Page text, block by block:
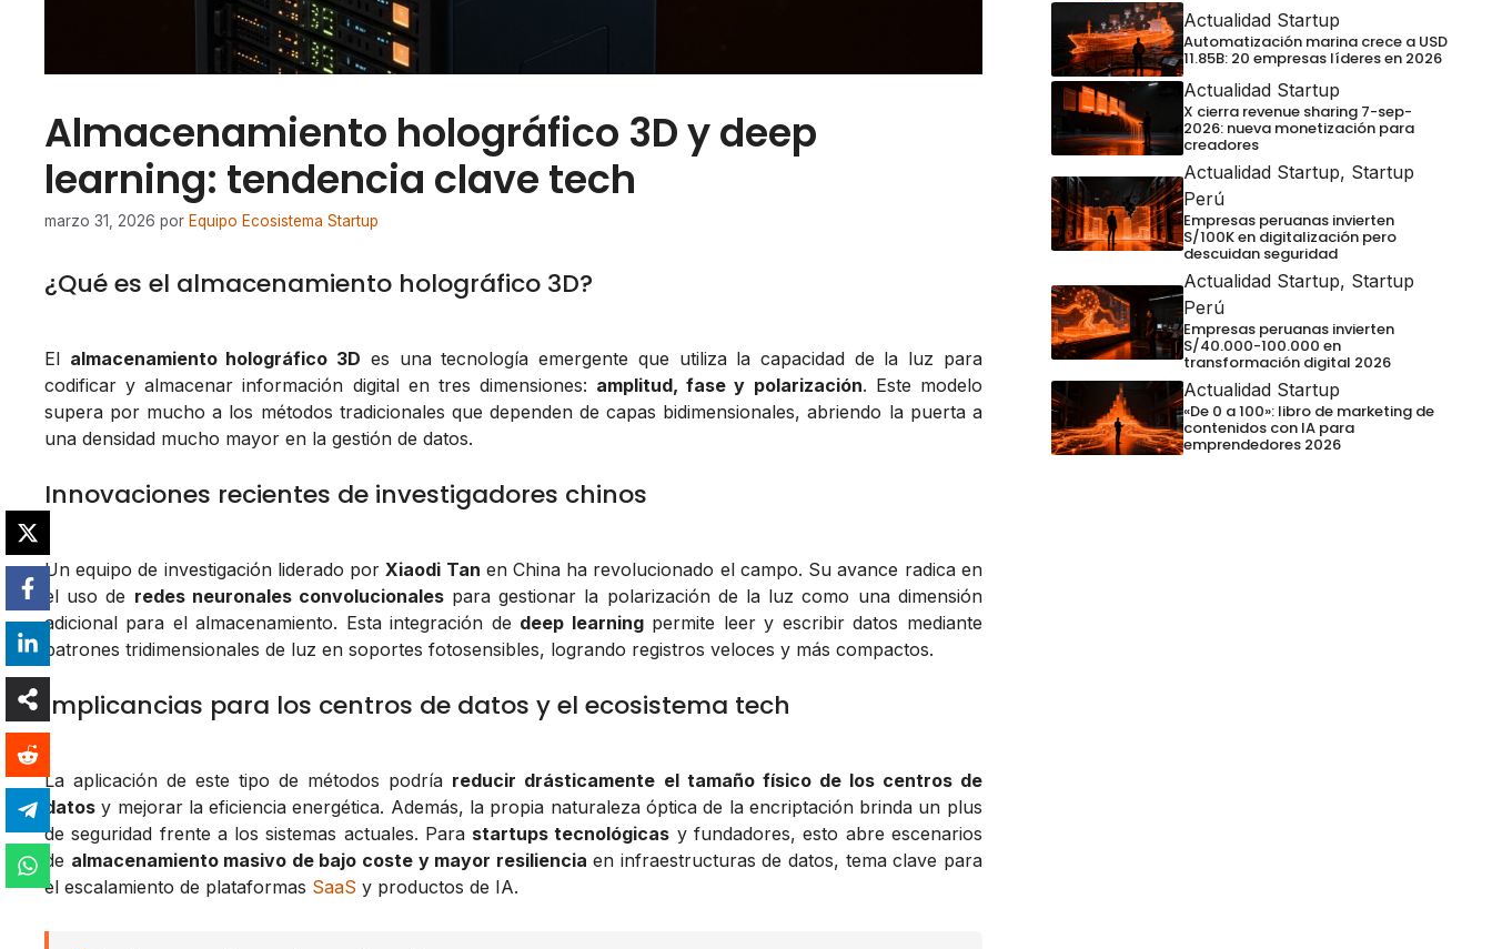
Almacenamiento holográfico 3D y deep
learning: tendencia clave tech
marzo 31, 2026 por Equipo Ecosistema Startup
¿Qué es el almacenamiento holográfico 3D?
El almacenamiento holográfico 3D es una tecnología emergente que utiliza la capacidad de la luz para
codificar y almacenar información digital en tres dimensiones: amplitud, fase y polarización. Este modelo
supera por mucho a los métodos tradicionales que dependen de capas bidimensionales, abriendo la puerta a
una densidad mucho mayor en la gestión de datos.
Innovaciones recientes de investigadores chinos
Un equipo de investigación liderado porXiaodi Tan en China ha revolucionado el campo. Su avance radica en
el uso de redes neuronales convolucionalespara gestionar la polarización de la luz como una dimensión
adicional para el almacenamiento. Esta integración de deep learningpermite leer y escribir datos mediante
patrones tridimensionales de luz en soportes fotosensibles, logrando registros veloces y más compactos.
Implicancias para los centros de datos y el ecosistema tech
La aplicación de este tipo de métodos podría reducir drásticamente el tamaño físico de los centros de
datos y mejorar la eficiencia energética. Además, la propia naturaleza óptica de la encriptación brinda un plus
de seguridad frente a los sistemas actuales. Para startups tecnológicas y fundadores, esto abre escenarios
de almacenamiento masivo de bajo coste y mayor resiliencia en infraestructuras de datos, tema clave para
el escalamiento de plataformas SaaS y productos de IA.
Actualidad Startup
Automatización marina crece a USD
11.85B: 20 empresas líderes en 2026
Actualidad Startup
X cierra revenue sharing 7-sep-
2026: nueva monetización para
creadores
Actualidad Startup, Startup
Perú
Empresas peruanas invierten
S/100K en digitalización pero
descuidan seguridad
Actualidad Startup, Startup
Perú
Empresas peruanas invierten
S/40.000-100.000 en
transformación digital 2026
Actualidad Startup
«De 0 a 100»: libro de marketing de
contenidos con IA para
emprendedores 2026